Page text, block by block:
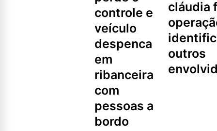
controle e
veículo
despenca
em
ribanceira
com
pessoas a
bordo
cláudia
outros